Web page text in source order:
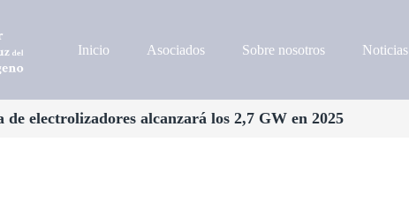
Inicio Asociados Sobre nosotros Noticias
de electrolizadores alcanzará los 2,7 GW en 2025